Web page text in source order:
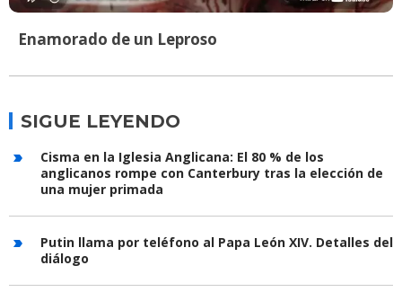
Enamorado de un Leproso
SIGUE LEYENDO
Cisma en la Iglesia Anglicana: El 80 % de los
anglicanos rompe con Canterbury tras la elección de
una mujer primada
Putin llama por teléfono al Papa León XIV. Detalles del
diálogo